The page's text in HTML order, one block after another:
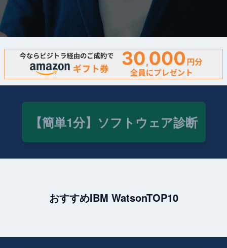
【簡単1分】ソフトウェア診断
おすすめIBM WatsonTOP10